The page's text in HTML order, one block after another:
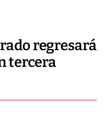
regresará
tercera